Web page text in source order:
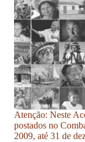
Atenção: Neste
postados no
2009, até 31 de